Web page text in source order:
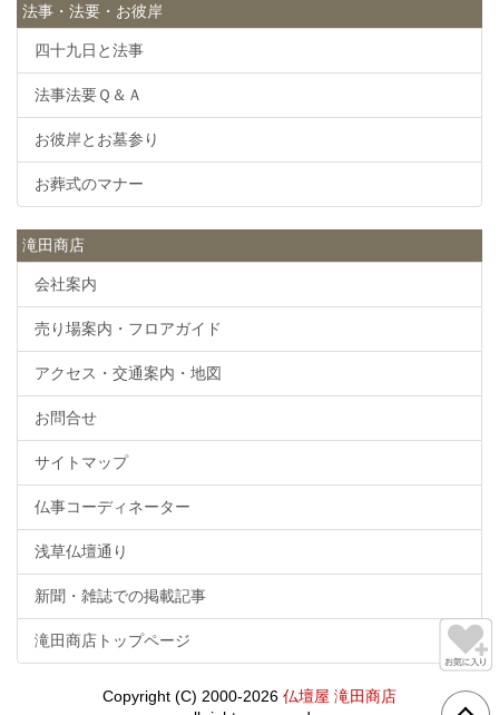
法事・法要・お彼岸
四十九日と法事
法事法要Ｑ＆Ａ
お彼岸とお墓参り
お葬式のマナー
滝田商店
会社案内
売り場案内・フロアガイド
アクセス・交通案内・地図
お問合せ
サイトマップ
仏事コーディネーター
浅草仏壇通り
新聞・雑誌での掲載記事
滝田商店トップページ
Copyright (C) 2000-2026 仏壇屋 滝田商店